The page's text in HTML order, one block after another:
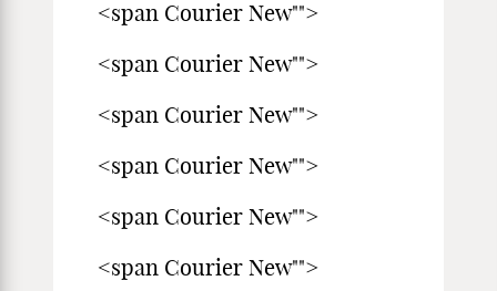
<span Courier New"">
<span Courier New"">
<span Courier New"">
<span Courier New"">
<span Courier New"">
<span Courier New"">